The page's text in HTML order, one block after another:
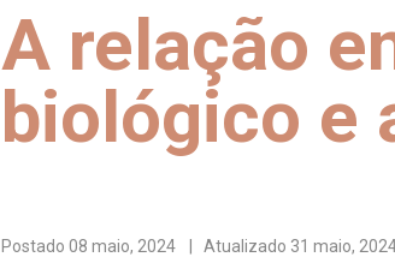
A relação
biológico e
Postado 08 maio, 2024 | Atualizado 31 maio,